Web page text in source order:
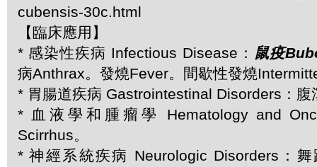
cubensis-30c.html
【臨床應用】
* 感染性疾病 Infectious Disease： 鼠疫
病Anthrax。發燒Fever。間歇性發燒
* 胃腸道疾病 Gastrointestinal Disorders：腹
* 血液學和腫瘤學 Hematology and
Scirrhus。
* 神經系統疾病 Neurologic Disorders：